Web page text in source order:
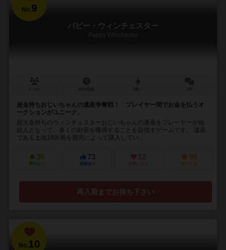
No.9
パピー・ウィンチェスター
Pappy Winchester
超金持ちおじいちゃんの遺産争奪戦！ プレイヤー間でお金を払うオ
ークションがユニーク。
超大金持ちのウィンチェスターおじいちゃんの遺産をプレーヤーが相
続人となって、多くの財産を獲得することを目指すゲームです。 遺産
である土地19区画を競売によって購入してい...
35
興味あり
73
経験あり
12
お気に入り
90
持ってる
再入荷までお待ち下さい
No. 10